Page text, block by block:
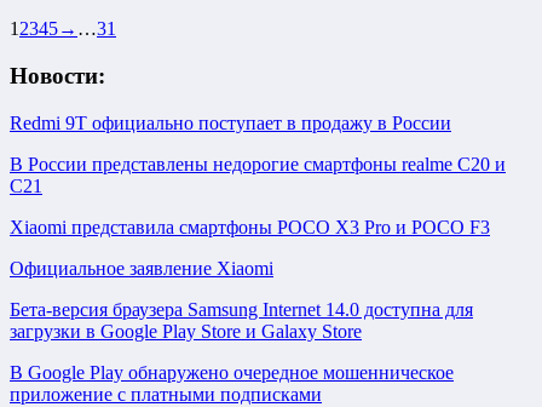
12345→ …31
Новости:
Redmi 9T официально поступает в продажу в России
В России представлены недорогие смартфоны realme C20 и
C21
Xiaomi представила смартфоны POCO X3 Pro и POCO F3
Официальное заявление Xiaomi
Бета-версия браузера Samsung Internet 14.0 доступна для
загрузки в Google Play Store и Galaxy Store
В Google Play обнаружено очередное мошенническое
приложение с платными подписками